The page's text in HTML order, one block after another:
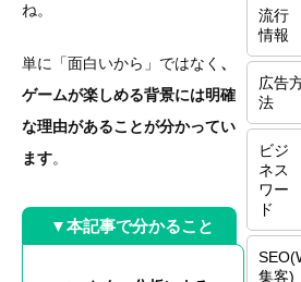
ね。
単に「面白いから」ではなく 、
ゲームが楽しめる背景には明確
な理由があることが分かってい
ます。
▼本記事で分かること
流行
情報
広告
法
ビジ
ネス
ワー
ド
集客)